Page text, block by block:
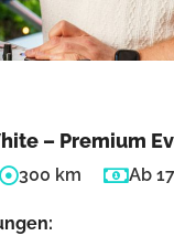
– Premium
300 km Ab